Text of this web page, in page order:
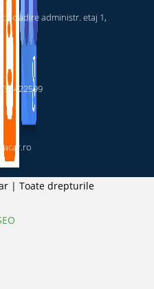
cladire administr. etaj 1,
| Toate drepturile